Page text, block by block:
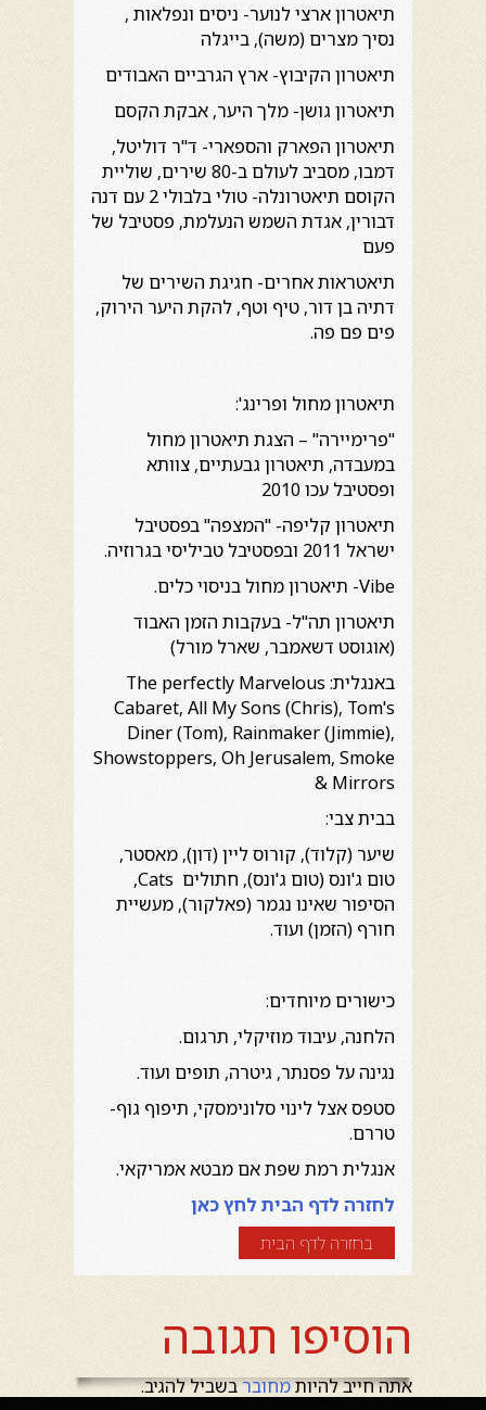
תיאטרון ארצי לנוער- ניסים ונפלאות ,
נסיך מצרים (משה), בייגלה
תיאטרון הקיבוץ- ארץ הגרביים האבודים
תיאטרון גושן- מלך היער, אבקת הקסם
תיאטרון הפארק והספארי- ד"ר דוליטל,
דמבו, מסביב לעולם ב-80 שירים, שוליית
הקוסם תיאטרונלה- טולי בלבולי 2 עם דנה
דבורין, אגדת השמש הנעלמת, פסטיבל של
פעם
תיאטראות אחרים- חגיגת השירים של
דתיה בן דור, טיף וטף, להקת היער הירוק,
פים פם פה.
תיאטרון מחול ופרינג':
"פרימיירה" – הצגת תיאטרון מחול
במעבדה, תיאטרון גבעתיים, צוותא
ופסטיבל עכו 2010
תיאטרון קליפה- "המצפה" בפסטיבל
ישראל 2011 ובפסטיבל טביליסי בגרוזיה.
Vibe- תיאטרון מחול בניסוי כלים.
תיאטרון תה"ל- בעקבות הזמן האבוד
(אוגוסט דשאמבר, שארל מורל)
באנגלית: The perfectly Marvelous
Cabaret, All My Sons (Chris), Tom's
Diner (Tom), Rainmaker (Jimmie),
Showstoppers, Oh Jerusalem, Smoke
& Mirrors
בבית צבי:
שיער (קלוד), קורוס ליין (דון), מאסטר,
טום ג'ונס (טום ג'ונס), חתולים Cats,
הסיפור שאינו נגמר (פאלקור), מעשיית
חורף (הזמן) ועוד.
כישורים מיוחדים:
הלחנה, עיבוד מוזיקלי, תרגום.
נגינה על פסנתר, גיטרה, תופים ועוד.
סטפס אצל לינוי סלונימסקי, תיפוף גוף-
טררם.
אנגלית רמת שפת אם מבטא אמריקאי.
לחזרה לדף הבית לחץ כאן
בחזרה לדף הבית
הוסיפו תגובה
אתה חייב להיותמחוברבשביל להגיב.